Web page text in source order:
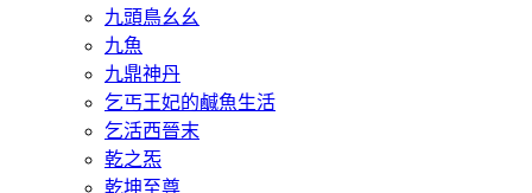
九頭鳥幺幺
九魚
九鼎神丹
乞丐王妃的鹹魚生活
乞活西晉末
乾之炁
乾坤至尊